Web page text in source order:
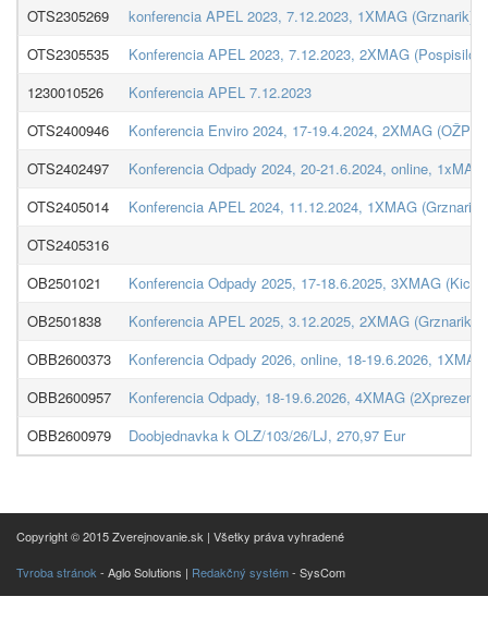
OTS2305269
konferencia APEL 2023, 7.12.2023, 1XMAG (Grznarik),
OTS2305535
Konferencia APEL 2023, 7.12.2023, 2XMAG
1230010526
Konferencia APEL 7.12.2023
OTS2400946
Konferencia Enviro 2024, 17-19.4.2024, 2XMAG (OŽP),
OTS2402497
Konferencia Odpady 2024, 20-21.6.2024, online,
OTS2405014
Konferencia APEL 2024, 11.12.2024, 1XMAG
OTS2405316
OB2501021
Konferencia Odpady 2025, 17-18.6.2025, 3XMAG
OB2501838
Konferencia APEL 2025, 3.12.2025, 2XMAG (Grznarik,
OBB2600373
Konferencia Odpady 2026, online, 18-19.6.2026,
OBB2600957
Konferencia Odpady, 18-19.6.2026, 4XMAG
OBB2600979
Doobjednavka k OLZ/103/26/LJ, 270,97 Eur
Copyright © 2015 Zverejnovanie.sk | Všetky práva vyhradené
Tvroba stránok - Aglo Solutions | Redakčný systém- SysCom